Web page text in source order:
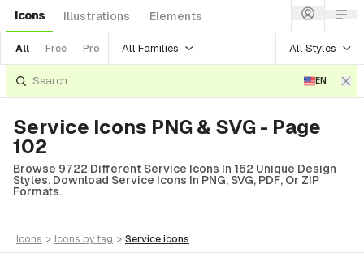
Icons Illustrations Elements
All Free Pro All Families All Styles
EN
Service Icons PNG & SVG - Page
102
Browse 9722 Different Service Icons In 162 Unique Design
Styles. Download Service Icons In PNG, SVG, PDF, Or ZIP
Formats.
icons > icons by tag > service icons